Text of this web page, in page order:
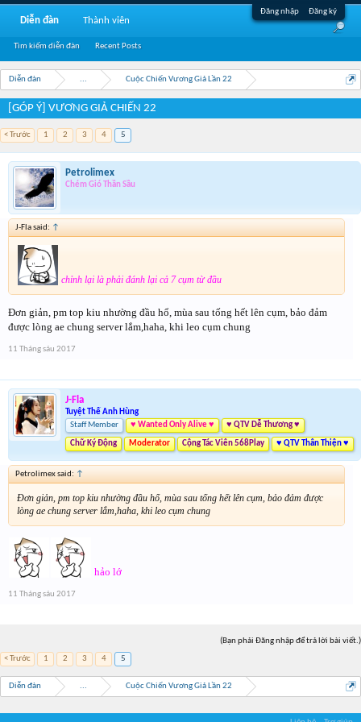
Đăng nhập Đăng ký
Diễn đàn ... Cuộc Chiến Vương Giả Lần 22
[GÓP Ý] VƯƠNG GIẢ CHIẾN 22
< Trước 1 2 3 4 5
Petrolimex
Chém Gió Thần Sầu
J-Fla said: ↑
chỉnh lại là phải đánh lại cả 7 cụm từ đầu
Đơn giản, pm top kiu nhường đầu hổ, mùa sau tống hết lên cụm, bảo đảm
được lòng ae chung server lắm,haha, khi leo cụm chung
11 Tháng sáu 2017
J-Fla
Tuyệt Thế Anh Hùng
Staff Member
♥ Wanted Only Alive ♥ ♥ QTV Dễ Thương ♥
Chữ Ký Động Moderator Cộng Tác Viên 568Play ♥ QTV Thân Thiện ♥
Petrolimex said: ↑
Đơn giản, pm top kiu nhường đầu hổ, mùa sau tống hết lên cụm, bảo đảm được
lòng ae chung server lắm,haha, khi leo cụm chung
hảo lớ
11 Tháng sáu 2017
(Bạn phải Đăng nhập để trả lời bài viết.)
< Trước
1 2 3 4 5
Diễn đàn ... Cuộc Chiến Vương Giả Lần 22
Diễn đàn
Tìm kiếm diễn đàn Recent Posts
Thành viên